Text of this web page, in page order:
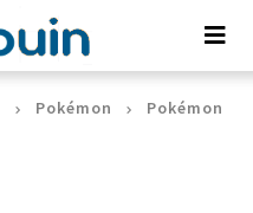
Pokémon
Pokémon